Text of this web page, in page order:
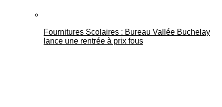
Fournitures Scolaires : Bureau Vallée Buchelay
lance une rentrée à prix fous